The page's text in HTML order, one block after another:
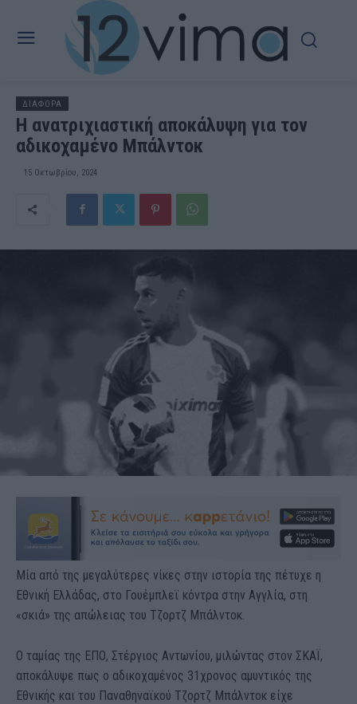
ΔΙΑΦΟΡΑ
Η ανατριχιαστική αποκάλυψη για τον
αδικοχαμένο Μπάλντοκ
15 Οκτωβρίου, 2024
Μία από της μεγαλύτερες νίκες στην ιστορία της πέτυχε η
Εθνική Ελλάδας, στο Γουέμπλεϊ κόντρα στην Αγγλία, στη
«σκιά» της απώλειας του Τζορτζ Μπάλντοκ.
Ο ταμίας της ΕΠΟ, Στέργιος Αντωνίου, μιλώντας στον ΣΚΑΪ,
αποκάλυψε πως ο αδικοχαμένος 31χρονος αμυντικός της
Εθνικής και του Παναθηναϊκού Τζορτζ Μπάλντοκ είχε